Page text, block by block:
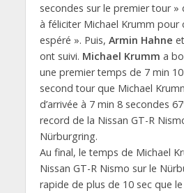
secondes sur le premier tour »
à féliciter Michael Krumm pour
espéré ». Puis, Armin Hahne et
ont suivi. Michael Krumm a
une premier temps de 7 min 10
second tour que Michael
d’arrivée à 7 min 8 secondes
record de la Nissan GT-R
Nürburgring.
Au final, le temps de Michael
Nissan GT-R Nismo sur le
rapide de plus de 10 sec que